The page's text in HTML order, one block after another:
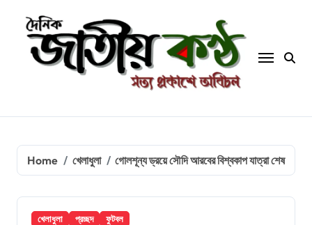
content
Home খেলাধুলা গোলশূন্য ড্রয়ে সৌদি আরবের বিশ্বকাপ যাত্রা শেষ
খেলাধুলা প্রচ্ছদ ফুটবল